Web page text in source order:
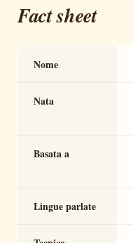
Fact sheet
Nome
Nata
Basata a
Lingue parlate